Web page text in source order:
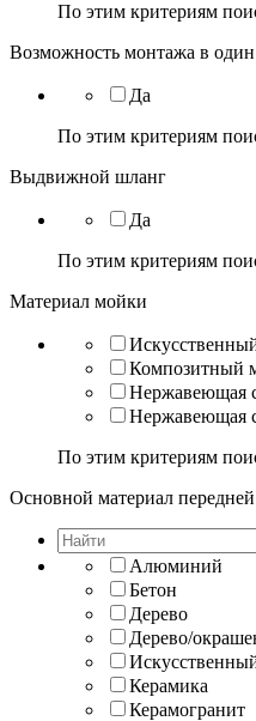
По этим критериям
Возможность монтажа в
Да
По этим критериям
Выдвижной шланг
Да
По этим критериям
Материал мойки
Композитный
Нержавеющая
Нержавеющая
По этим критериям
Основной материал
Алюминий
Бетон
Дерево
Дерево/
Керамика
Керамогранит